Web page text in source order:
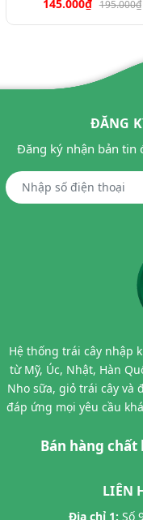
145.000₫ 195.000₫
ĐĂNG
Đăng ký nhận bản tin
Hệ thống trái cây nhập
từ Mỹ, Úc, Nhật, Hàn
Nho sữa, giỏ trái cây và
đáp ứng mọi yêu cầu
Bán hàng
LIÊN
Địa chỉ 1: Số